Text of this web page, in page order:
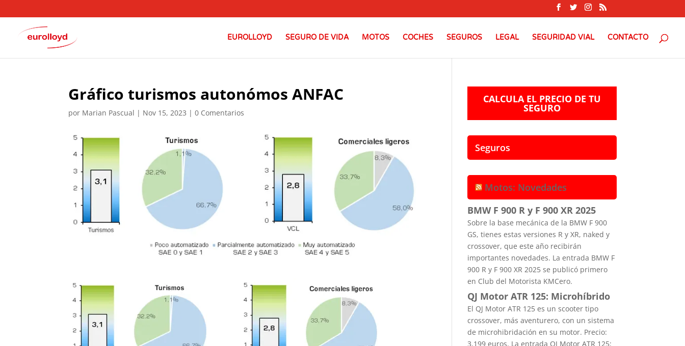
EUROLLOYD SEGURO DE VIDA MOTOS COCHES SEGUROS LEGAL SEGURIDAD VIAL CONTACTO
Gráfico turismos autonómos ANFAC
por Marian Pascual | Nov 15, 2023 |0 Comentarios
CALCULA EL PRECIO DE TU
SEGURO
Seguros
Motos: Novedades
BMW F 900 R y F 900 XR 2025
Sobre la base mecánica de la BMW F 900
GS, tienes estas versiones R y XR, naked y
crossover, que este año recibirán
importantes novedades. La entrada BMW F
900 R y F 900 XR 2025 se publicó primero
en Club del Motorista KMCero.
QJ Motor ATR 125: Microhíbrido
El QJ Motor ATR 125 es un scooter tipo
crossover, más aventurero, con un sistema
de microhibridación en su motor. Precio:
3.199 euros. La entrada QJ Motor ATR 125: